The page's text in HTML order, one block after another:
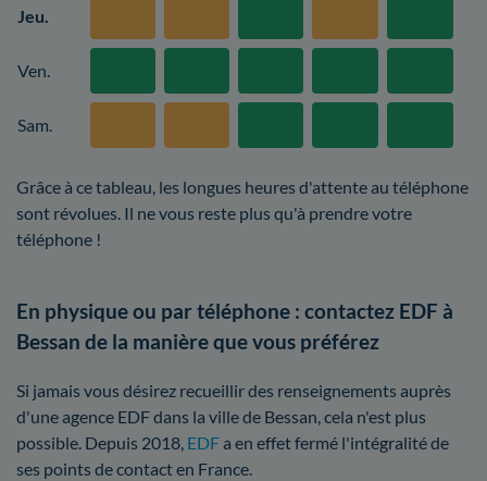
Jeu.
Ven.
Sam.
Grâce à ce tableau, les longues heures d'attente au téléphone
sont révolues. Il ne vous reste plus qu'à prendre votre
téléphone !
En physique ou par téléphone : contactez EDF à
Bessan de la manière que vous préférez
Si jamais vous désirez recueillir des renseignements auprès
d'une agence EDF dans la ville de Bessan, cela n'est plus
possible. Depuis 2018, EDFa en effet fermé l'intégralité de
ses points de contact en France.